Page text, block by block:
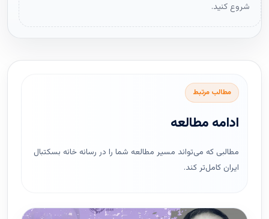
شروع کنید.
مطالب مرتبط
ادامه مطالعه
مطالبی که می‌تواند مسیر مطالعه شما را در رسانه خانه بسکتبال
ایران کامل‌تر کند.